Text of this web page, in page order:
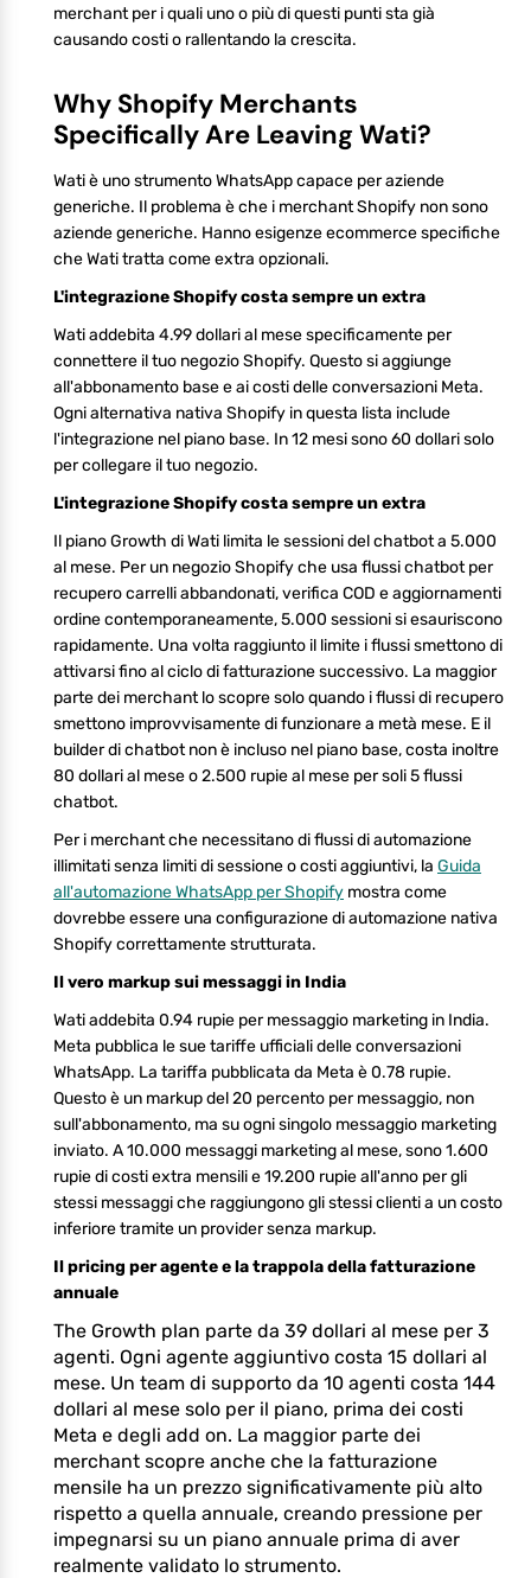
merchant per i quali uno o più di questi punti sta già
causando costi o rallentando la crescita.
Why Shopify Merchants
Specifically Are Leaving Wati?
Wati è uno strumento WhatsApp capace per aziende
generiche. Il problema è che i merchant Shopify non sono
aziende generiche. Hanno esigenze ecommerce specifiche
che Wati tratta come extra opzionali.
L'integrazione Shopify costa sempre un extra
Wati addebita 4.99 dollari al mese specificamente per
connettere il tuo negozio Shopify. Questo si aggiunge
all'abbonamento base e ai costi delle conversazioni Meta.
Ogni alternativa nativa Shopify in questa lista include
l'integrazione nel piano base. In 12 mesi sono 60 dollari solo
per collegare il tuo negozio.
L'integrazione Shopify costa sempre un extra
Il piano Growth di Wati limita le sessioni del chatbot a 5.000
al mese. Per un negozio Shopify che usa flussi chatbot per
recupero carrelli abbandonati, verifica COD e aggiornamenti
ordine contemporaneamente, 5.000 sessioni si esauriscono
rapidamente. Una volta raggiunto il limite i flussi smettono di
attivarsi fino al ciclo di fatturazione successivo. La maggior
parte dei merchant lo scopre solo quando i flussi di recupero
smettono improvvisamente di funzionare a metà mese. E il
builder di chatbot non è incluso nel piano base, costa inoltre
80 dollari al mese o 2.500 rupie al mese per soli 5 flussi
chatbot.
Per i merchant che necessitano di flussi di automazione
illimitati senza limiti di sessione o costi aggiuntivi, la Guida
all'automazione WhatsApp per Shopify mostra come
dovrebbe essere una configurazione di automazione nativa
Shopify correttamente strutturata.
Il vero markup sui messaggi in India
Wati addebita 0.94 rupie per messaggio marketing in India.
Meta pubblica le sue tariffe ufficiali delle conversazioni
WhatsApp. La tariffa pubblicata da Meta è 0.78 rupie.
Questo è un markup del 20 percento per messaggio, non
sull'abbonamento, ma su ogni singolo messaggio marketing
inviato. A 10.000 messaggi marketing al mese, sono 1.600
rupie di costi extra mensili e 19.200 rupie all'anno per gli
stessi messaggi che raggiungono gli stessi clienti a un costo
inferiore tramite un provider senza markup.
Il pricing per agente e la trappola della fatturazione
annuale
The Growth plan parte da 39 dollari al mese per 3
agenti. Ogni agente aggiuntivo costa 15 dollari al
mese. Un team di supporto da 10 agenti costa 144
dollari al mese solo per il piano, prima dei costi
Meta e degli add on. La maggior parte dei
merchant scopre anche che la fatturazione
mensile ha un prezzo significativamente più alto
rispetto a quella annuale, creando pressione per
impegnarsi su un piano annuale prima di aver
realmente validato lo strumento.